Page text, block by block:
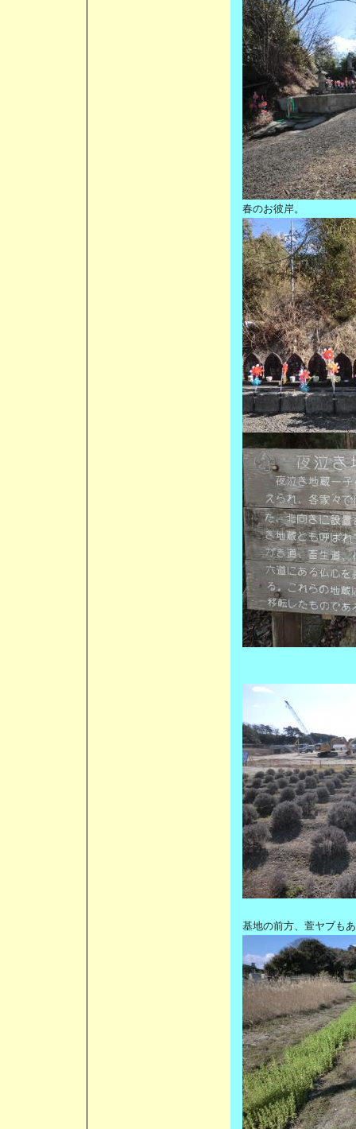
春のお彼岸。
基地の前方、萱ヤブも